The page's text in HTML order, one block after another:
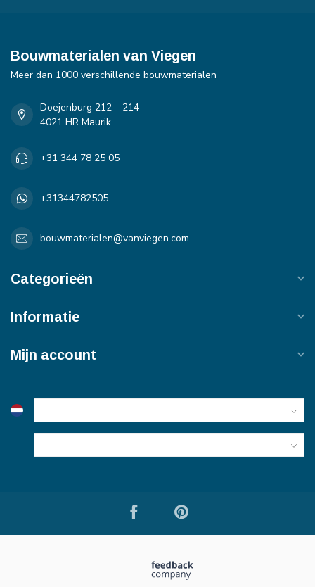
Bouwmaterialen van Viegen
Meer dan 1000 verschillende bouwmaterialen
Doejenburg 212 – 214
4021 HR Maurik
+31 344 78 25 05
+31344782505
bouwmaterialen@vanviegen.com
Categorieën
Informatie
Mijn account